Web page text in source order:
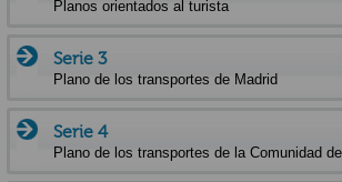
Planos orientados al turista
Serie 3
Plano de los transportes de Madrid
Serie 4
Plano de los transportes de la Comunidad